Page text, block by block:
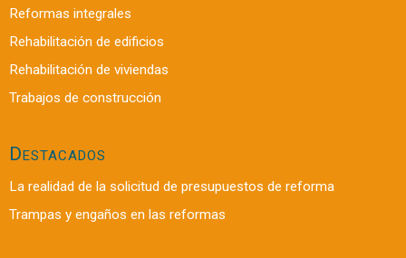
Reformas integrales
Rehabilitación de edificios
Rehabilitación de viviendas
Trabajos de construcción
Destacados
La realidad de la solicitud de presupuestos de reforma
Trampas y engaños en las reformas